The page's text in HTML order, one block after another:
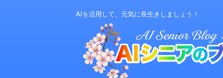
AIを活用して、元気に長生きしましょう！